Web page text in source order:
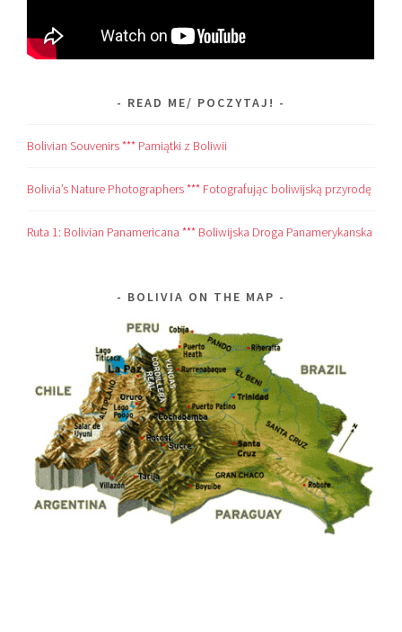
READ ME/ POCZYTAJ!
Bolivian Souvenirs *** Pamiątki z Boliwii
Bolivia’s Nature Photographers *** Fotografując boliwijską przyrodę
Ruta 1: Bolivian Panamericana *** Boliwijska Droga Panamerykanska
BOLIVIA ON THE MAP